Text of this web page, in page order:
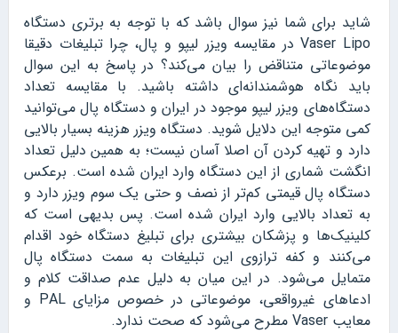
شاید برای شما نیز سوال باشد که با توجه به برتری دستگاه
Vaser Lipo در مقایسه ویزر لیپو و پال، چرا تبلیغات دقیقا
موضوعاتی متناقض را بیان می‌کند؟ در پاسخ به این سوال
باید نگاه هوشمندانه‌ای داشته باشید. با مقایسه تعداد
دستگاه‌های ویزر لیپو موجود در ایران و دستگاه پال می‌توانید
کمی متوجه این دلایل شوید. دستگاه ویزر هزینه بسیار بالایی
دارد و تهیه کردن آن اصلا آسان نیست؛ به همین دلیل تعداد
انگشت شماری از این دستگاه وارد ایران شده است. برعکس
دستگاه پال قیمتی کم‌تر از نصف و حتی یک سوم ویزر دارد و
به تعداد بالایی وارد ایران شده است. پس بدیهی است که
کلینیک‌ها و پزشکان بیشتری برای تبلیغ دستگاه خود اقدام
می‌کنند و کفه ترازوی این تبلیغات به سمت دستگاه پال
متمایل می‌شود. در این میان به دلیل عدم صداقت کلام و
ادعاهای غیرواقعی، موضوعاتی در خصوص مزایای PAL و
معایب Vaser مطرح می‌شود که صحت ندارد.